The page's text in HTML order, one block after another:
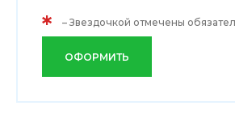
* – Звездочкой отмечены
ОФОРМИТЬ